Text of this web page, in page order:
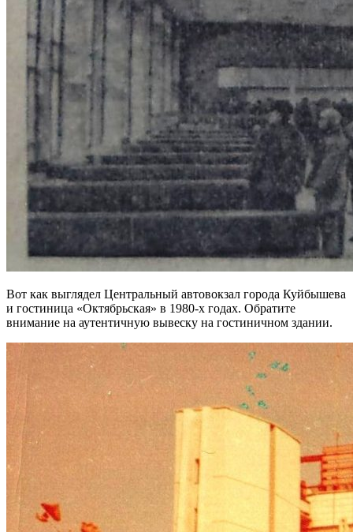
Вот как выглядел Центральный автовокзал города Куйбышева
и гостиница «Октябрьская» в 1980-х годах. Обратите
внимание на аутентичную вывеску на гостиничном здании.